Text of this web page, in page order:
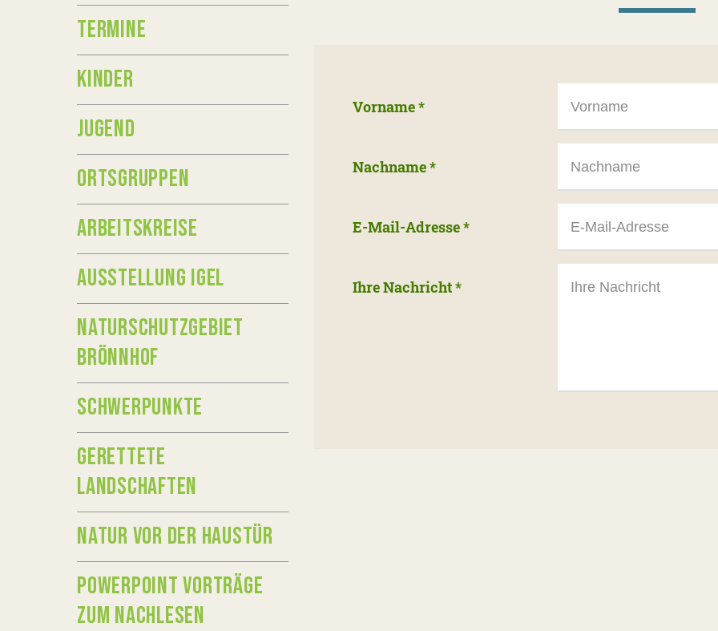
Vorname*
Nachname*
E-Mail-Adresse*
Ihre Nachricht*
TERMINE
KINDER
JUGEND
ORTSGRUPPEN
ARBEITSKREISE
AUSSTELLUNG IGEL
NATURSCHUTZGEBIET
BRÖNNHOF
SCHWERPUNKTE
GERETTETE
LANDSCHAFTEN
NATUR VOR DER HAUSTÜR
POWERPOINT VORTRÄGE
ZUM NACHLESEN